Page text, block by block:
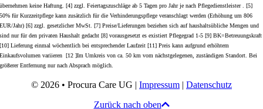
übernehmen keine Haftung. [4] zzgl. Feiertagszuschläge ab 5 Tagen pro Jahr je nach Pflegedienstleister . [5]
50% für Kurzzeitpflege kann zusätzlich für die Verhinderungspflege veranschlagt werden (Erhöhung um 806
EUR/Jahr) [6] zzgl. gesetzlicher MwSt. [7] Preise/Lieferungen beziehen sich auf haushaltsübliche Mengen und
sind nur für den privaten Haushalt gedacht [8] vorausgesetzt es existiert Pflegegrad 1-5 [9] BK=Betreuungskraft
[10] Lieferung einmal wöchentlich bei entsprechender Laufzeit [11] Preis kann aufgrund erhöhtem
Einkaufsvolumen variieren [12 ]Im Umkreis von ca. 50 km vom nächstgelegenen, zuständigen Standort. Bei
größerer Entfernung nur nach Absprach möglich.
© 2026 • Procura Care UG | Impressum | Datenschutz
Zurück nach oben